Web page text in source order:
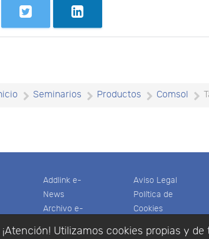
¡Atención! Utilizamos cookies propias y
Seminarios Productos Comsol
Addlink e-
News
Archivo e-
Software
Aviso Legal
Política de
Cookies
Privacidad